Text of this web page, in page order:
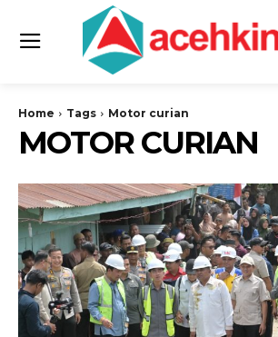
Home Tags Motor curian
MOTOR CURIAN